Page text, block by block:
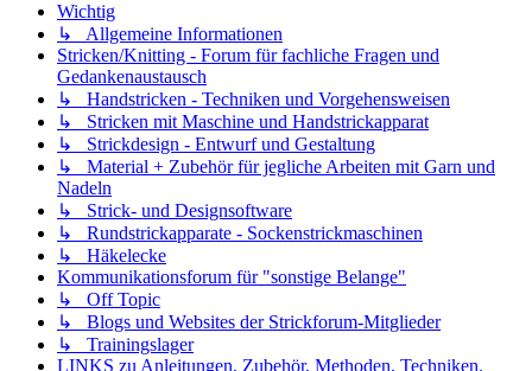
Wichtig
↳ Allgemeine Informationen
Stricken/Knitting - Forum für fachliche Fragen und
Gedankenaustausch
↳ Handstricken - Techniken und Vorgehensweisen
↳ Stricken mit Maschine und Handstrickapparat
↳ Strickdesign - Entwurf und Gestaltung
↳ Material + Zubehör für jegliche Arbeiten mit Garn und
Nadeln
↳ Strick- und Designsoftware
↳ Rundstrickapparate - Sockenstrickmaschinen
↳ Häkelecke
Kommunikationsforum für "sonstige Belange"
↳ Off Topic
↳ Blogs und Websites der Strickforum-Mitglieder
↳ Trainingslager
LINKS zu Anleitungen, Zubehör, Methoden, Techniken.